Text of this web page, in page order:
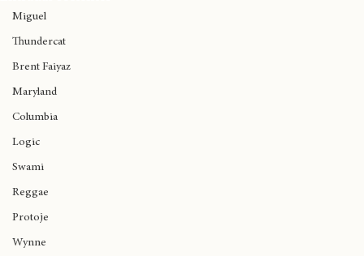
Ab-Soul
Miguel
Thundercat
Brent Faiyaz
Maryland
Columbia
Logic
Swami
Reggae
Protoje
Entradas recientes